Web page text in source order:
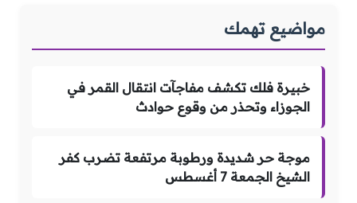
مواضيع تهمك
خبيرة فلك تكشف مفاجآت انتقال القمر في
الجوزاء وتحذر من وقوع حوادث
موجة حر شديدة ورطوبة مرتفعة تضرب كفر
الشيخ الجمعة 7 أغسطس